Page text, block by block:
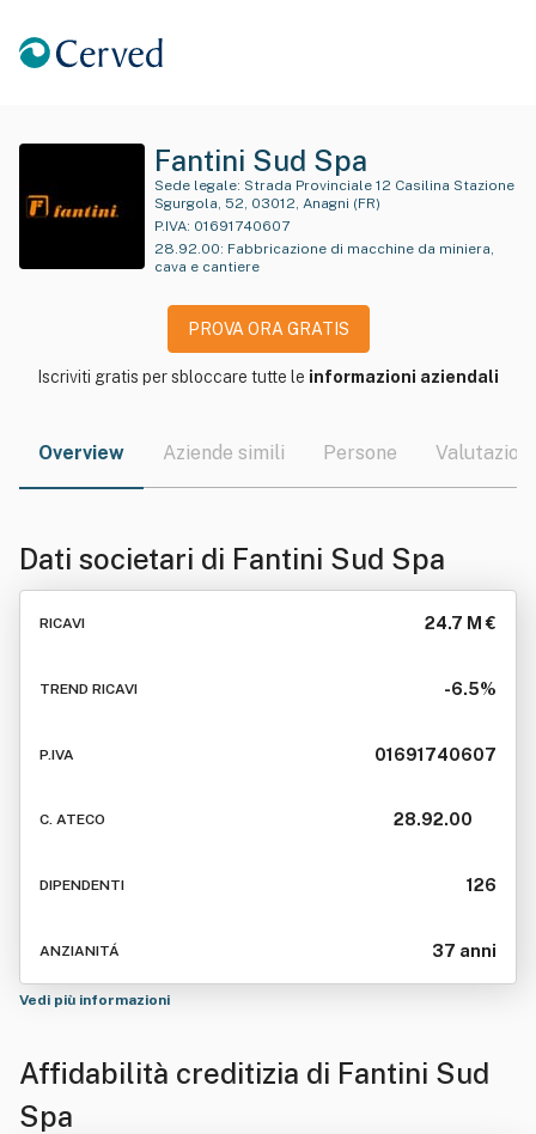
Fantini Sud Spa
Sede legale:
Sgurgola, 52, 03012, Anagni (FR)
P.IVA: 01691740607
28.92.00: Fabbricazione di macchine da miniera,
cava e cantiere
PROVA ORA GRATIS
Iscriviti gratis per sbloccare tutte le informazioni aziendali
Overview Aziende simili Persone Valutazioni
Dati societari di Fantini Sud Spa
RICAVI 24.7 M €
TREND RICAVI -6.5%
P.IVA 01691740607
C. ATECO 28.92.00
DIPENDENTI 126
ANZIANITÁ 37 anni
Vedi più informazioni
Affidabilità creditizia di Fantini Sud
Spa